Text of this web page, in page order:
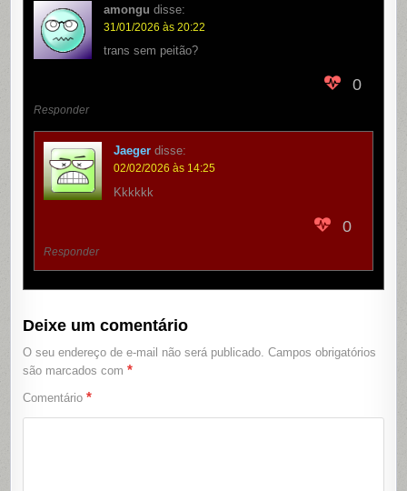
amongu disse:
31/01/2026 às 20:22
trans sem peitão?
0
Responder
Jaeger disse:
02/02/2026 às 14:25
Kkkkkk
0
Responder
Deixe um comentário
O seu endereço de e-mail não será publicado. Campos obrigatórios
são marcados com*
Comentário*